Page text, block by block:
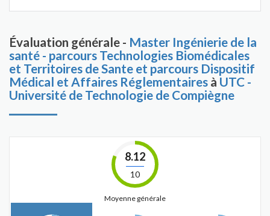
Évaluation générale - Master Ingénierie de la
santé - parcours Technologies Biomédicales
et Territoires de Sante et parcours Dispositif
Médical et Affaires Réglementaires à UTC -
Université de Technologie de Compiègne
8.12
10
Moyenne générale